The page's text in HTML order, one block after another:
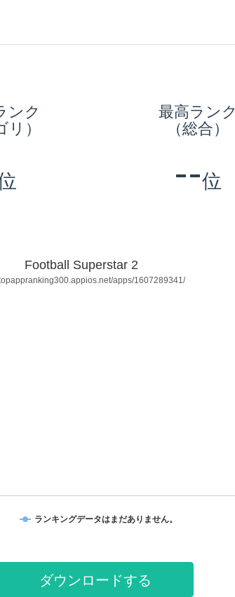
ンク
リ）
最高ランク
（総合）
--位
Football Superstar 2
apps/1607289341/
ランキングデータはまだありません。
ダウンロードする